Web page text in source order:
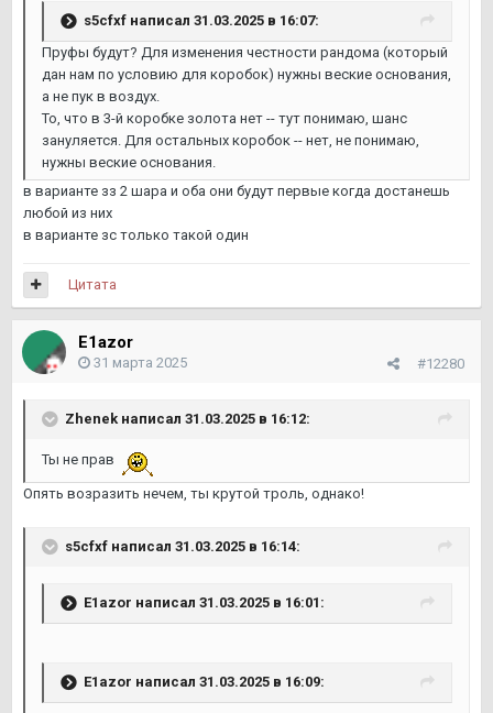
s5cfxf написал 31.03.2025 в 16:07:
Пруфы будут? Для изменения честности рандома (который
дан нам по условию для коробок) нужны веские основания,
а не пук в воздух.
То, что в 3-й коробке золота нет -- тут понимаю, шанс
зануляется. Для остальных коробок -- нет, не понимаю,
нужны веские основания.
в варианте зз 2 шара и оба они будут первые когда достанешь
любой из них
в варианте зс только такой один
Цитата
E1azor
#12280
31 марта 2025
Zhenek написал 31.03.2025 в 16:12:
Ты не прав
Опять возразить нечем, ты крутой троль, однако!
s5cfxf написал 31.03.2025 в 16:14:
E1azor написал 31.03.2025 в 16:01:
E1azor написал 31.03.2025 в 16:09: